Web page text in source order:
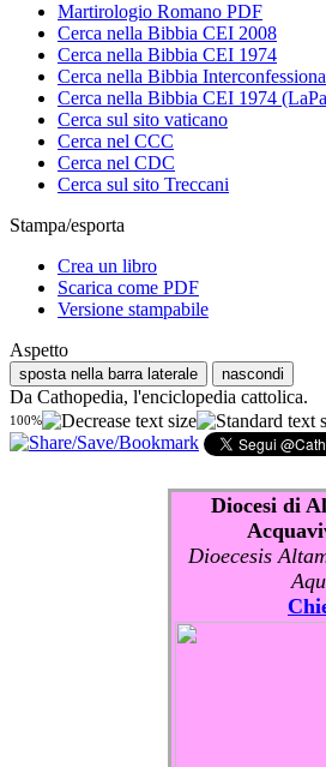
Martirologio Romano PDF
Cerca nella Bibbia CEI 2008
Cerca nella Bibbia CEI 1974
Cerca nella Bibbia
Cerca nella Bibbia CEI 1974
Cerca sul sito vaticano
Cerca nel CCC
Cerca nel CDC
Cerca sul sito Treccani
Stampa/esporta
Crea un libro
Scarica come PDF
Versione stampabile
Aspetto
sposta nella barra laterale nascondi
Da Cathopedia, l'enciclopedia cattolica.
100%
Diocesi di
Dioecesis